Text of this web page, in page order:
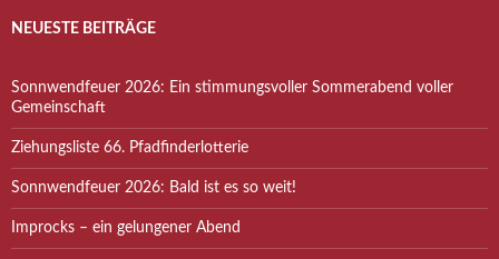
NEUESTE BEITRÄGE
Sonnwendfeuer 2026: Ein stimmungsvoller Sommerabend voller
Gemeinschaft
Ziehungsliste 66. Pfadfinderlotterie
Sonnwendfeuer 2026: Bald ist es so weit!
Improcks – ein gelungener Abend